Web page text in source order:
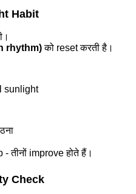
Habit
rhythm)को reset करती है।
sunlight
improve होते हैं।
Check